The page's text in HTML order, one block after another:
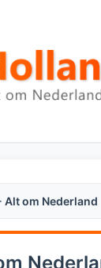
Alt om Nederland